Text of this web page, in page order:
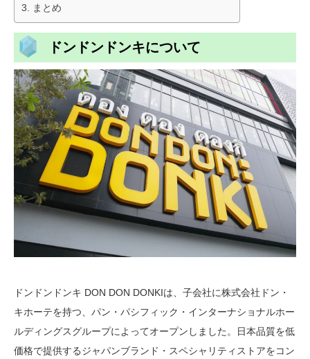
まとめ
ドンドンドンキについて
ドンドンドンキ DON DON DONKIは、子会社に株式会社ドン・
キホーテを持つ、パン・パシフィック・インターナショナルホー
ルディングスグループによってオープンしました。日本品質を低
価格で提供するジャパンブランド・スペシャリティストアをコン